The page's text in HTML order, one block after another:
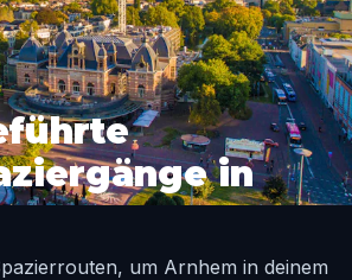
in
um Arnhem in deinem